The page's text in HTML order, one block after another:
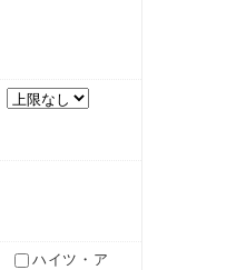
ハイツ・ア